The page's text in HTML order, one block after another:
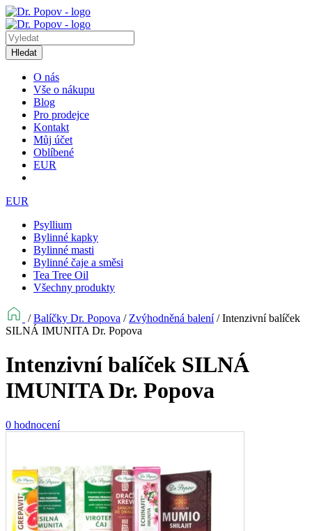
Hledat
O nás
Vše o nákupu
Blog
Pro prodejce
Kontakt
Můj účet
Oblíbené
EUR
EUR
Psyllium
Bylinné kapky
Bylinné masti
Bylinné čaje a směsi
Tea Tree Oil
Všechny produkty
/Balíčky Dr. Popova / Zvýhodněná balení/Intenzivní balíček
SILNÁ IMUNITA Dr. Popova
Intenzivní balíček SILNÁ
IMUNITA Dr. Popova
0 hodnocení